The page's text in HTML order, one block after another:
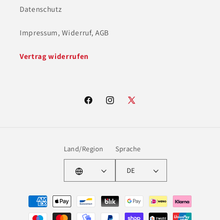
Datenschutz
Impressum, Widerruf, AGB
Vertrag widerrufen
FacebookInstagram
X
Land/Region Sprache
DE
Zahlungsmethoden